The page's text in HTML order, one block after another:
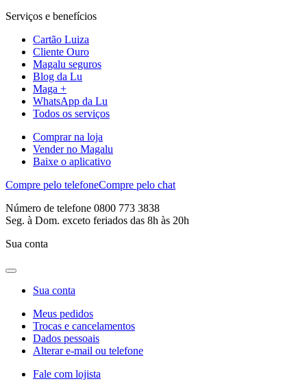
Serviços e benefícios
Cartão Luiza
Cliente Ouro
Magalu seguros
Blog da Lu
Maga +
WhatsApp da Lu
Todos os serviços
Comprar na loja
Vender no Magalu
Baixe o aplicativo
Compre pelo telefoneCompre pelo chat
Número de telefone 0800 773 3838
Seg. à Dom. exceto feriados das 8h às 20h
Sua conta
Sua conta
Meus pedidos
Trocas e cancelamentos
Dados pessoais
Alterar e-mail ou telefone
Fale com lojista